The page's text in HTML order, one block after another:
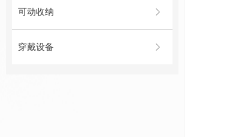
可动收纳 ꁕ
穿戴设备 ꁕ